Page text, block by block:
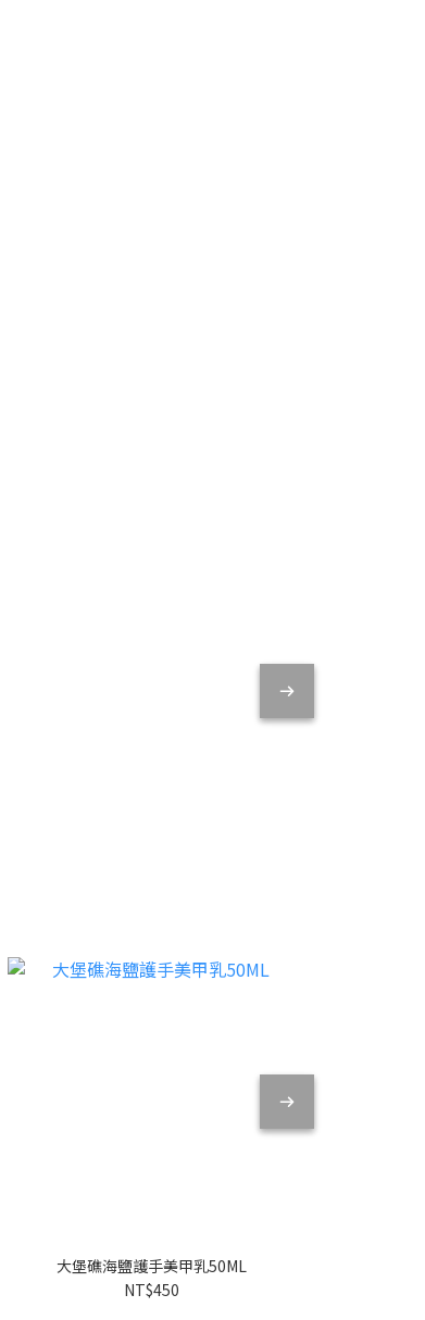
大堡礁海鹽護手美甲乳50ML
NT$450